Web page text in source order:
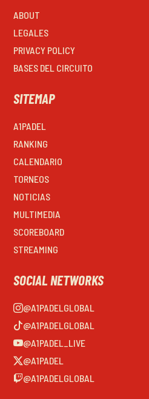
ABOUT
LEGALES
PRIVACY POLICY
BASES DEL CIRCUITO
SITEMAP
A1PADEL
RANKING
CALENDARIO
TORNEOS
NOTICIAS
MULTIMEDIA
SCOREBOARD
STREAMING
SOCIAL NETWORKS
@A1PADELGLOBAL
@A1PADELGLOBAL
@A1PADEL_LIVE
@A1PADEL
@A1PADELGLOBAL